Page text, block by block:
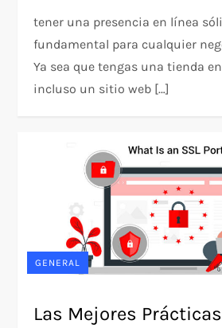
tener una presencia en línea
fundamental para cualquier
Ya sea que tengas una tienda
incluso un sitio web […]
GENERAL
Las Mejores